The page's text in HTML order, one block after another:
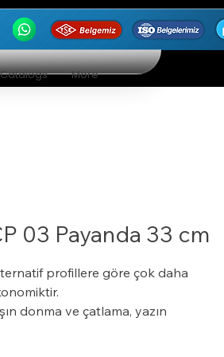
Catalogs More
03 Payanda 33 cm
profillere göre çok daha
donma ve çatlama, yazın